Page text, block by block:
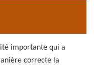
importante qui a
correcte la